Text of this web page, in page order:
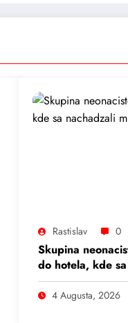
Rastislav 0
Skupina
do hotela, kde
talianski Židia.
4 Augusta, 2026